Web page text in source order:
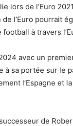
lors de l’Euro
l’Euro pourrait
à travers
avec un
à sa portée sur le
l’Espagne et
de